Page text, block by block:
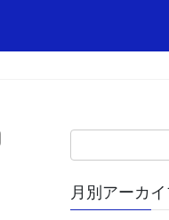
月別アーカ